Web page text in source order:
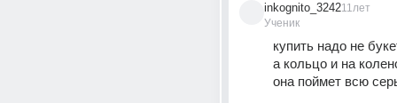
inkognito_3242
Ученик
11лет
купить надо не
а кольцо и на
она поймет всю